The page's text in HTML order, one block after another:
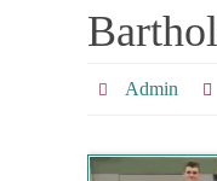
Admin